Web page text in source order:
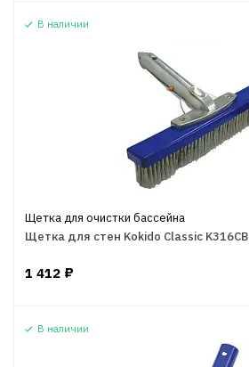
В наличии
Щетка для очистки бассейна
Щетка для стен Kokido Classic K316CB
1 412 ₽
В наличии